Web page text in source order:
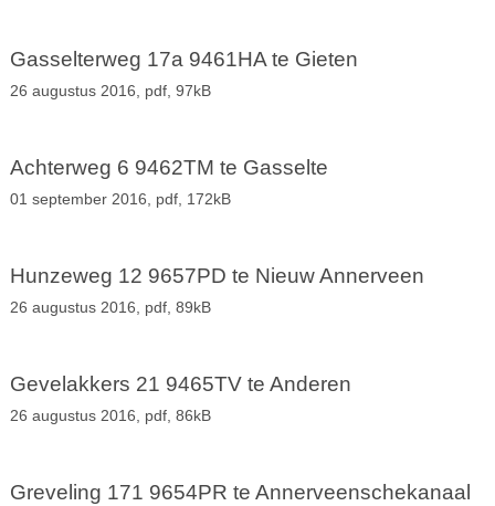
Gasselterweg 17a 9461HA te Gieten
26 augustus 2016, pdf, 97kB
Achterweg 6 9462TM te Gasselte
01 september 2016, pdf, 172kB
Hunzeweg 12 9657PD te Nieuw Annerveen
26 augustus 2016, pdf, 89kB
Gevelakkers 21 9465TV te Anderen
26 augustus 2016, pdf, 86kB
Greveling 171 9654PR te Annerveenschekanaal